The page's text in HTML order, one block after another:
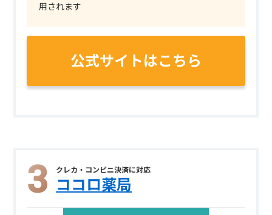
用されます
公式サイトはこちら
クレカ・コンビニ決済に対応
ココロ薬局